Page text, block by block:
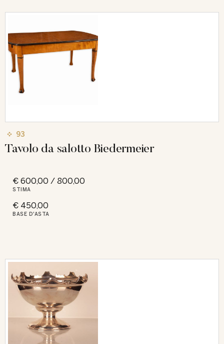
93
Tavolo da salotto Biedermeier
€ 600,00 / 800,00
STIMA
€ 450,00
BASE D'ASTA